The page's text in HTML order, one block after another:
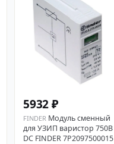
5932 ₽
FINDER Модуль сменный
для УЗИП варистор 750В
DC FINDER 7P2097500015